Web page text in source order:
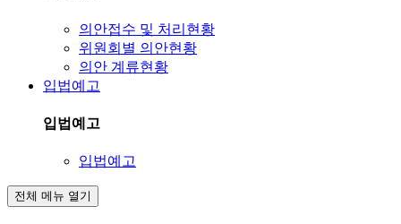
의안접수 및 처리현황
위원회별 의안현황
의안 계류현황
입법예고
입법예고
입법예고
전체 메뉴 열기